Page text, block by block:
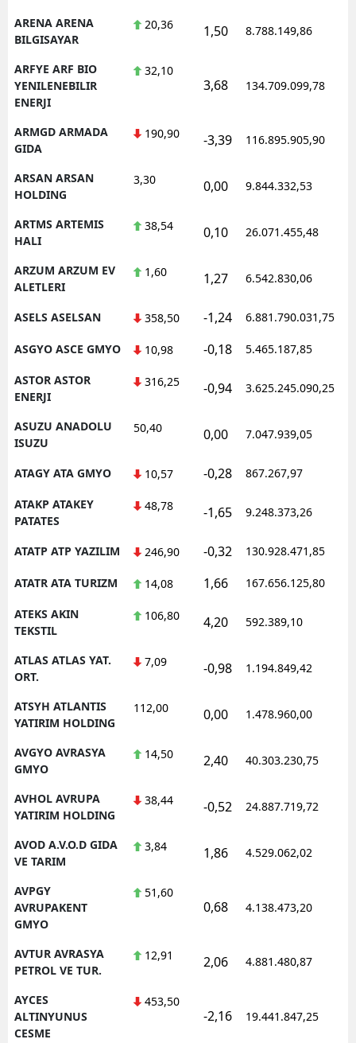
ARENA ARENA
BILGISAYAR
20,36 1,50 8.788.149,86
ARFYE ARF BIO
YENILENEBILIR
ENERJI
32,10
3,68 134.709.099,78
ARMGD ARMADA
GIDA
190,90 -3,39 116.895.905,90
ARSAN ARSAN
HOLDING
3,30 0,00 9.844.332,53
ARTMS ARTEMIS
HALI
38,54 0,10 26.071.455,48
ARZUM ARZUM EV
ALETLERI
1,60 1,27 6.542.830,06
ASELS ASELSAN 358,50 -1,24 6.881.790.031,75
ASGYO ASCE GMYO 10,98 -0,18 5.465.187,85
ASTOR ASTOR
ENERJI
316,25 -0,94 3.625.245.090,25
ASUZU ANADOLU
ISUZU
50,40 0,00 7.047.939,05
ATAGY ATA GMYO 10,57 -0,28 867.267,97
ATAKP ATAKEY
PATATES
48,78 -1,65 9.248.373,26
ATATP ATP YAZILIM 246,90 -0,32 130.928.471,85
ATATR ATA TURIZM 14,08 1,66 167.656.125,80
ATEKS AKIN
TEKSTIL
106,80 4,20 592.389,10
ATLAS ATLAS YAT.
ORT.
7,09 -0,98 1.194.849,42
ATSYH ATLANTIS
YATIRIM HOLDING
112,00 0,00 1.478.960,00
AVGYO AVRASYA
GMYO
14,50 2,40 40.303.230,75
AVHOL AVRUPA
YATIRIM HOLDING
38,44 -0,52 24.887.719,72
AVOD A.V.O.D GIDA
VE TARIM
3,84 1,86 4.529.062,02
AVPGY
AVRUPAKENT
GMYO
51,60
0,68 4.138.473,20
AVTUR AVRASYA
PETROL VE TUR.
12,91 2,06 4.881.480,87
AYCES
ALTINYUNUS
CESME
453,50
-2,16 19.441.847,25